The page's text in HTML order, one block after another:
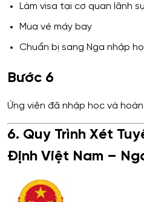
Làm visa tại cơ quan lãnh
Mua vé máy bay
Chuẩn bị sang Nga nhập
Bước 6
Ứng viên đã nhập học và
6. Quy Trình Xét
Định Việt Nam –